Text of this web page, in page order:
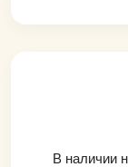
В наличии